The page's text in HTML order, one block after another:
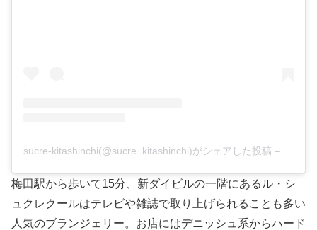
sucre-kitashinchi(@sucre_kitashinchi)がシェアした投稿 –
梅田駅から歩いて15分、新ダイビルの一階にあるル・シ
ュクレクールはテレビや雑誌で取り上げられることも多い
人気のブランジェリー。お店にはデニッシュ系からハード